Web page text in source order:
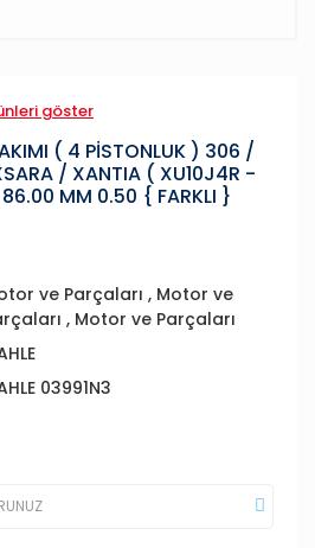
göster
( 4 PİSTONLUK ) 306 /
/ XANTIA ( XU10J4R -
MM 0.50 { FARKLI }
ve Parçaları , Motor ve
, Motor ve Parçaları
03991N3